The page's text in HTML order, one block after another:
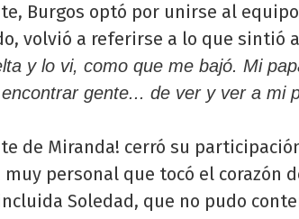
Burgos optó por unirse al
volvió a referirse a lo que sintió
y lo vi, como que me bajó. Mi
gente... de ver y ver a mi
de Miranda! cerró su
muy personal que tocó el corazón
Soledad, que no pudo